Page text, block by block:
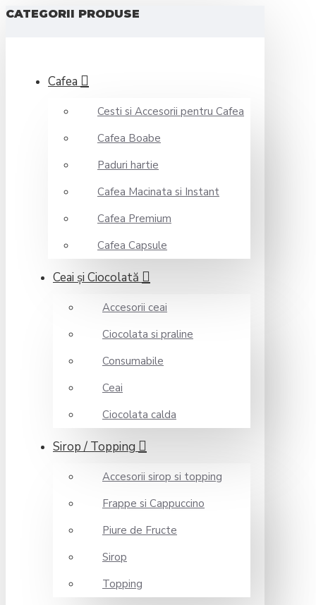
CATEGORII PRODUSE
Cafea
Cesti si Accesorii pentru Cafea
Cafea Boabe
Paduri hartie
Cafea Macinata si Instant
Cafea Premium
Cafea Capsule
Ceai şi Ciocolată
Accesorii ceai
Ciocolata si praline
Consumabile
Ceai
Ciocolata calda
Sirop / Topping
Accesorii sirop si topping
Frappe si Cappuccino
Piure de Fructe
Sirop
Topping